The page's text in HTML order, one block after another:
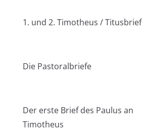
1. und 2. Timotheus / Titusbrief
Die Pastoralbriefe
Der erste Brief des Paulus an
Timotheus